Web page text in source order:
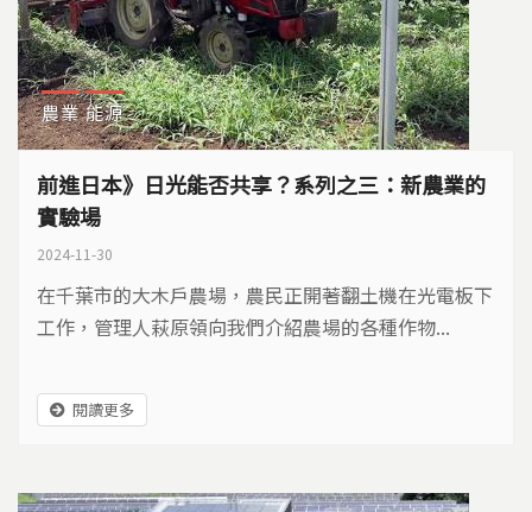
農業 能源
前進日本》日光能否共享？系列之三：新農業的
實驗場
2024-11-30
在千葉市的大木戶農場，農民正開著翻土機在光電板下
工作，管理人萩原領向我們介紹農場的各種作物...
閱讀更多